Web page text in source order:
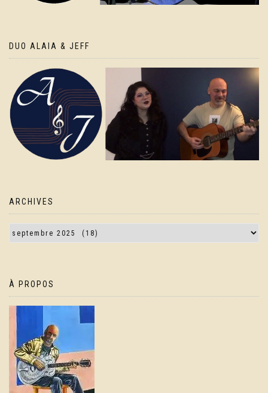
DUO ALAIA & JEFF
ARCHIVES
À PROPOS